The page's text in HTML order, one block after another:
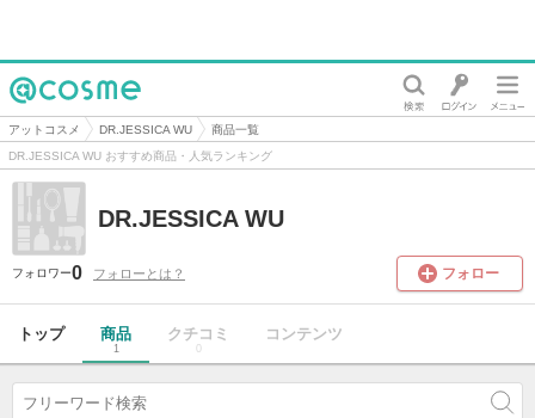
@cosme
アットコスメ DR.JESSICA WU
商品一覧
DR.JESSICA WU おすすめ商品・人気ランキング
DR.JESSICA WU
フォロワー0 フォローとは？ フォロー
トップ 商品
1
クチコミ
0
コンテンツ